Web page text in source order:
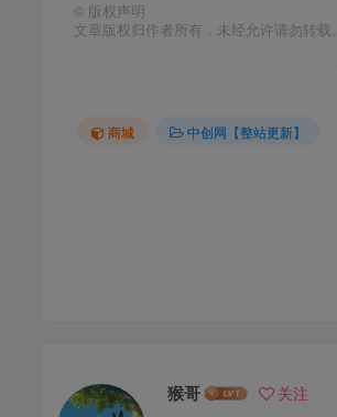
© 版权声明
文章版权归作者所有，未经允许请勿转载。
商城 中创网【整站更新】
猴哥 关注